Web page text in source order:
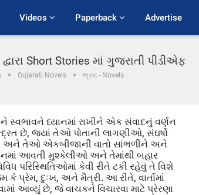
Videos Paperback Advertise
Short Stories માં ગુજરાતી પીડીએફ
Gujarati Novels ભ્રમ - Novels
સ્વભાવને ધ્યાનમાં રાખીને એક સંવાદનું વર્ણન
છે, જ્યાં તેઓ પોતાની લાગણીઓ, સંઘર્ષો
અને તેઓ એકબીજાની વાતો સાંભળીને અને
જીવનમાં આવતી મુશ્કેલીઓ અને તેમાંથી બહાર
પરિસ્થિતિઓમાં કેવી રીતે ટકી રહેવું તે વિશે
પ્રેમ, દુઃખ, અને મૈત્રી. આ રીતે, વાર્તામાં
આવ્યું છે, જે વાચકને વિચારવા માટે પ્રેરણા